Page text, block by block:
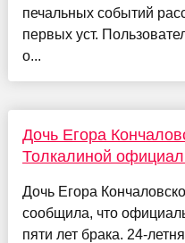
печальных событий
первых уст.
о...
Дочь Егора
Толкалиной
Дочь Егора
сообщила, что
пяти лет брака. 24-